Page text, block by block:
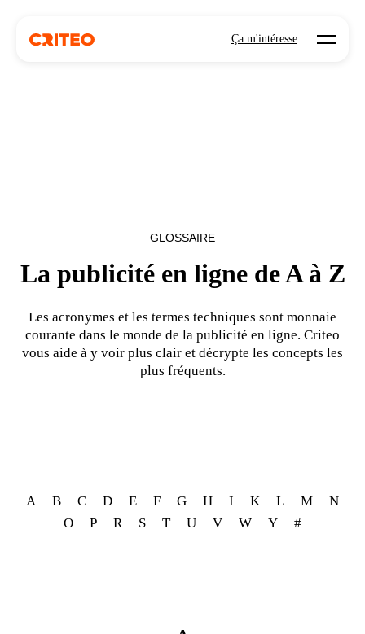
Ça m'intéresse Open
GLOSSAIRE
La publicité en ligne de A à Z
Les acronymes et les termes techniques sont monnaie
courante dans le monde de la publicité en ligne. Criteo
vous aide à y voir plus clair et décrypte les concepts les
plus fréquents.
A B C D E F G H I K L M
N
O
P R S T U V W Y #